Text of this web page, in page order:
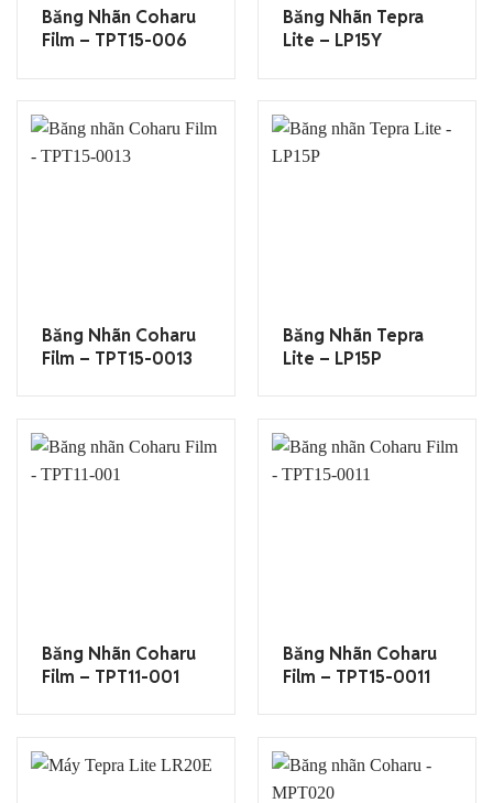
Băng Nhãn Coharu
Film – TPT15-006
Băng Nhãn Tepra
Lite – LP15Y
Băng Nhãn Coharu
Film – TPT15-0013
Băng Nhãn Tepra
Lite – LP15P
Băng Nhãn Coharu
Film – TPT11-001
Băng Nhãn Coharu
Film – TPT15-0011